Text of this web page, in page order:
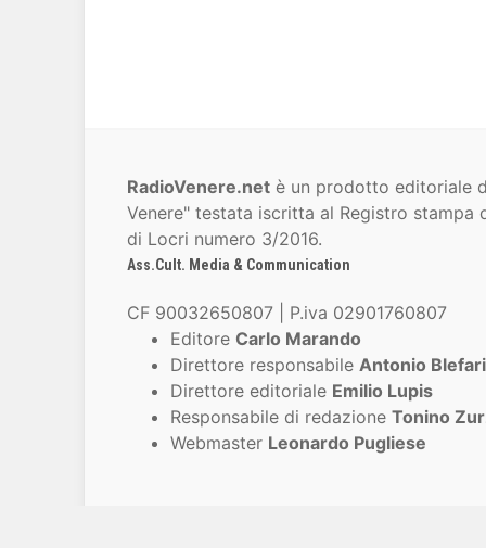
RadioVenere.net è un prodotto editoriale
Venere" testata iscritta al Registro stampa
di Locri numero 3/2016.
Ass.Cult. Media & Communication
CF 90032650807 | P.iva 02901760807
Editore Carlo Marando
Direttore responsabile Antonio Blefari
Direttore editoriale Emilio Lupis
Responsabile di redazione Tonino
Webmaster Leonardo Pugliese